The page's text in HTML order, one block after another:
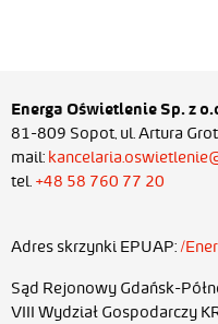
Energa Oświetlenie Sp. z
81-809 Sopot, ul. Artura
mail:
tel. +48 58 760 77 20
Adres skrzynki EPUAP:/
Sąd Rejonowy Gdańsk-
VIII Wydział Gospodarczy